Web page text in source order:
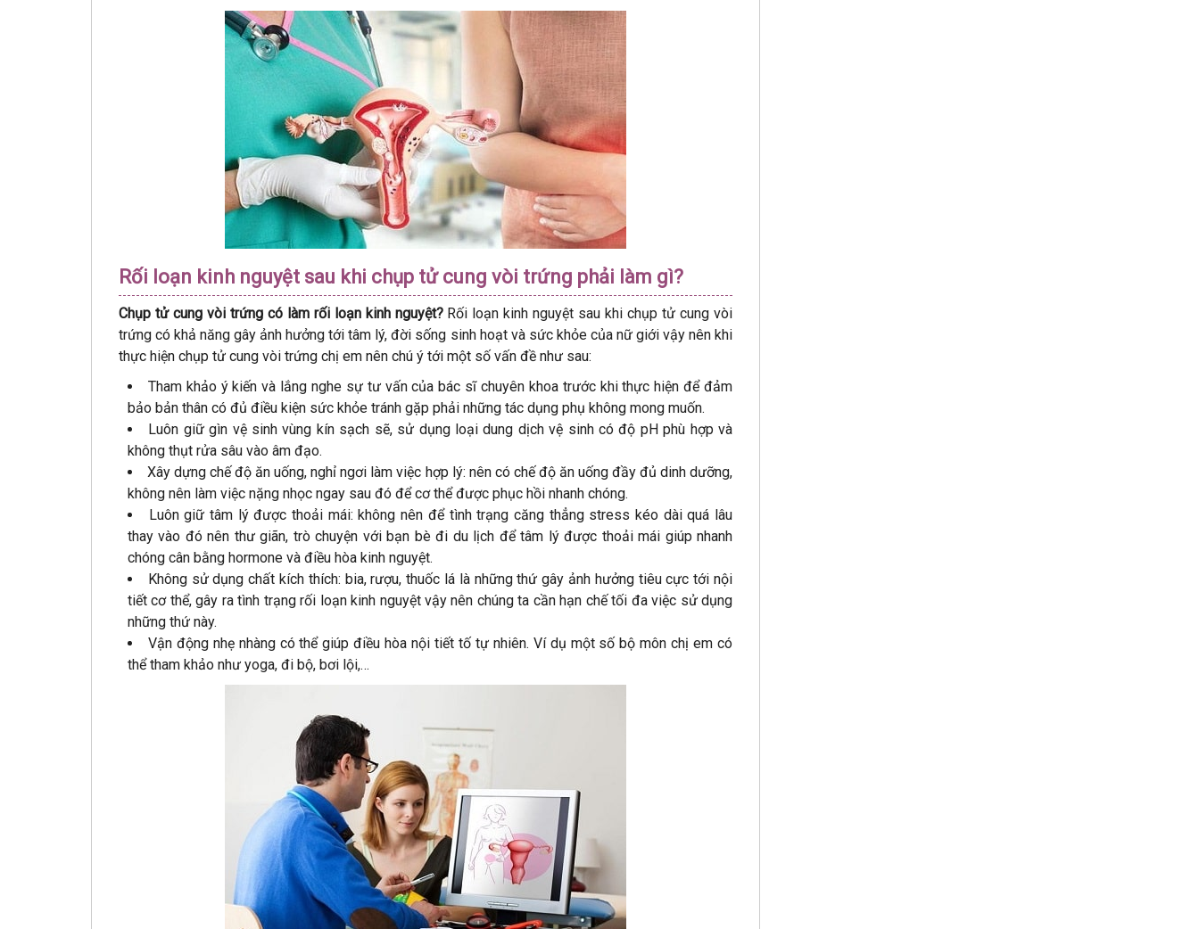
Rối loạn kinh nguyệt sau khi chụp tử cung vòi trứng phải làm gì?
Chụp tử cung vòi trứng có làm rối loạn kinh nguyệt? Rối loạn kinh nguyệt sau khi chụp tử cung vòi
trứng có khả năng gây ảnh hưởng tới tâm lý, đời sống sinh hoạt và sức khỏe của nữ giới vậy nên khi
thực hiện chụp tử cung vòi trứng chị em nên chú ý tới một số vấn đề như sau:
Tham khảo ý kiến và lắng nghe sự tư vấn của bác sĩ chuyên khoa trước khi thực hiện để đảm
bảo bản thân có đủ điều kiện sức khỏe tránh gặp phải những tác dụng phụ không mong muốn.
Luôn giữ gìn vệ sinh vùng kín sạch sẽ, sử dụng loại dung dịch vệ sinh có độ pH phù hợp và
không thụt rửa sâu vào âm đạo.
Xây dựng chế độ ăn uống, nghỉ ngơi làm việc hợp lý: nên có chế độ ăn uống đầy đủ dinh dưỡng,
không nên làm việc nặng nhọc ngay sau đó để cơ thể được phục hồi nhanh chóng.
Luôn giữ tâm lý được thoải mái: không nên để tình trạng căng thẳng stress kéo dài quá lâu
thay vào đó nên thư giãn, trò chuyện với bạn bè đi du lịch để tâm lý được thoải mái giúp nhanh
chóng cân bằng hormone và điều hòa kinh nguyệt.
Không sử dụng chất kích thích: bia, rượu, thuốc lá là những thứ gây ảnh hưởng tiêu cực tới nội
tiết cơ thể, gây ra tình trạng rối loạn kinh nguyệt vậy nên chúng ta cần hạn chế tối đa việc sử dụng
những thứ này.
Vận động nhẹ nhàng có thể giúp điều hòa nội tiết tố tự nhiên. Ví dụ một số bộ môn chị em có
thể tham khảo như yoga, đi bộ, bơi lội,…